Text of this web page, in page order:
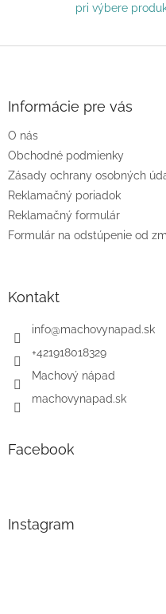
pri výbere
e
Informácie pre vás
O nás
Obchodné podmienky
Zásady ochrany osobných
Reklamačný poriadok
Reklamačný formulár
Formulár na odstúpenie od
Kontakt
info@machovynapad.sk
+421918018329
Machový nápad
machovynapad.sk
Facebook
Instagram